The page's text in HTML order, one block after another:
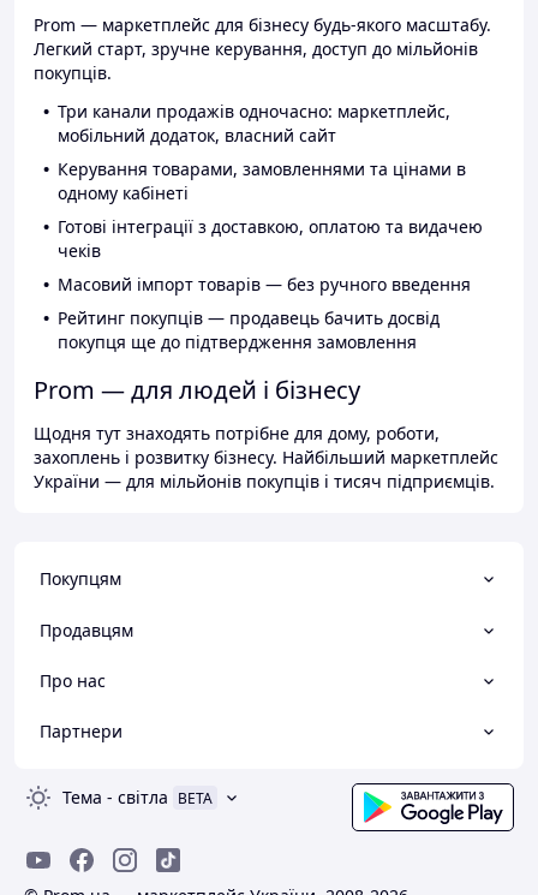
Prom — маркетплейс для бізнесу будь-якого масштабу.
Легкий старт, зручне керування, доступ до мільйонів
покупців.
Три канали продажів одночасно: маркетплейс,
мобільний додаток, власний сайт
Керування товарами, замовленнями та цінами в
одному кабінеті
Готові інтеграції з доставкою, оплатою та видачею
чеків
Масовий імпорт товарів — без ручного введення
Рейтинг покупців — продавець бачить досвід
покупця ще до підтвердження замовлення
Prom — для людей і бізнесу
Щодня тут знаходять потрібне для дому, роботи,
захоплень і розвитку бізнесу. Найбільший маркетплейс
України — для мільйонів покупців і тисяч підприємців.
Покупцям
Продавцям
Про нас
Партнери
Тема - світла BETA